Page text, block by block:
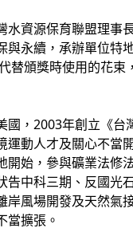
水資源保育聯盟理事
與永續，承辦單位特
替頒獎時使用的花束
國，2003年創立《台
運動人才及關心不當
開始，參與礦業法修
告中科三期、反國光
岸風場開發及天然氣
當擴張。